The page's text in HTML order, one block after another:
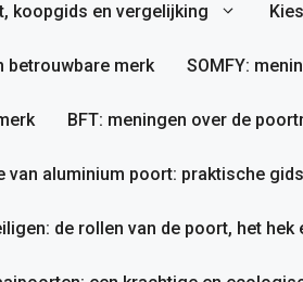
koopgids en vergelijking
betrouwbare merk SOMFY:
BFT: meningen over de
van aluminium poort: praktische
de rollen van de poort, het hek